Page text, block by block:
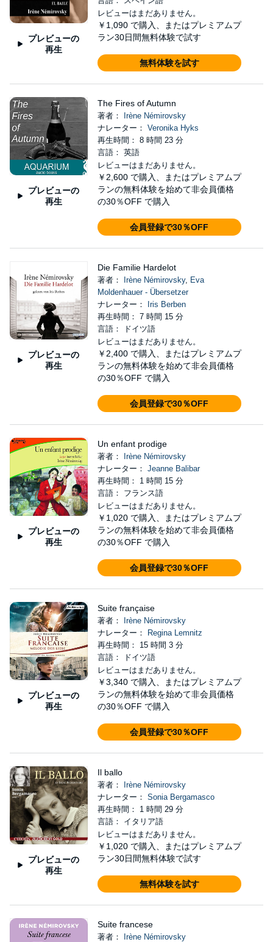
プレビューの
再生
レビューはまだありません。
￥1,090 で購入、またはプレミアムプ
ラン30日間無料体験で試す
無料体験を試す
プレビューの
再生
The Fires of Autumn
著者：
Irène Némirovsky
ナレーター： Veronika Hyks
再生時間： 8 時間 23 分
言語： 英語
レビューはまだありません。
￥2,600 で購入、またはプレミアムプ
ランの無料体験を始めて非会員価格
の30％OFF で購入
会員登録で30％OFF
プレビューの
再生
Die Familie Hardelot
著者： Irène Némirovsky, Eva
Moldenhauer - Übersetzer
ナレーター：
Iris Berben
再生時間： 7 時間 15 分
言語： ドイツ語
レビューはまだありません。
￥2,400 で購入、またはプレミアムプ
ランの無料体験を始めて非会員価格
の30％OFF で購入
会員登録で30％OFF
プレビューの
再生
Un enfant prodige
著者：
Irène Némirovsky
ナレーター： Jeanne Balibar
再生時間： 1 時間 15 分
言語： フランス語
レビューはまだありません。
￥1,020 で購入、またはプレミアムプ
ランの無料体験を始めて非会員価格
の30％OFF で購入
会員登録で30％OFF
プレビューの
再生
Suite française
著者：
Irène Némirovsky
ナレーター：
Regina Lemnitz
再生時間： 15 時間 3 分
言語： ドイツ語
レビューはまだありません。
￥3,340 で購入、またはプレミアムプ
ランの無料体験を始めて非会員価格
の30％OFF で購入
会員登録で30％OFF
プレビューの
再生
Il ballo
著者：
Irène Némirovsky
ナレーター： Sonia Bergamasco
再生時間： 1 時間 29 分
言語： イタリア語
レビューはまだありません。
￥1,020 で購入、またはプレミアムプ
ラン30日間無料体験で試す
無料体験を試す
Suite francese
著者：
Irène Némirovsky